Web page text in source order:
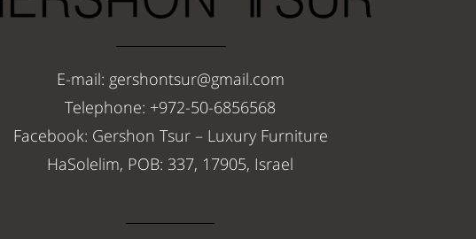
E-mail: gershontsur@gmail.com
Telephone: +972-50-6856568
Facebook: Gershon Tsur – Luxury Furniture
HaSolelim, POB: 337, 17905, Israel